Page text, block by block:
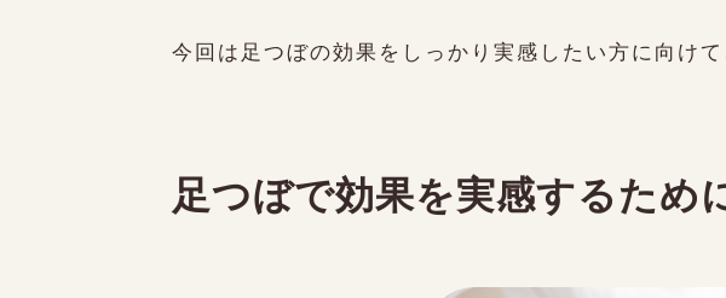
今回は足つぼの効果をしっかり実感したい方に向け
足つぼで効果を実感するため